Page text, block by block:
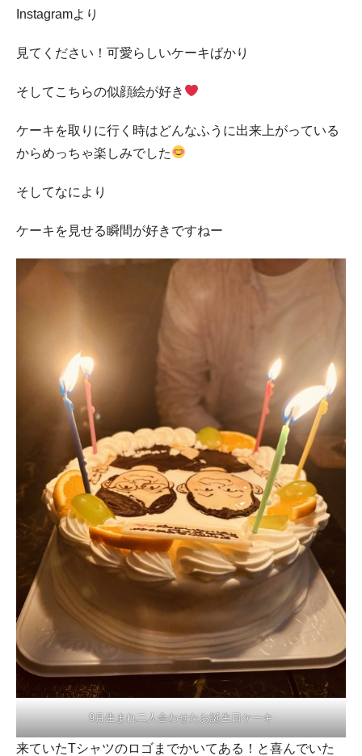
Instagramより
見てください！可愛らしいケーキばかり
そしてこちらの似顔絵が好き
ケーキを取りに行く時はどんなふうに出来上がっている
からめっちゃ楽しみでした
そしてなにより
ケーキを見せる瞬間が好きですねー
9月生まれ二人合わせたお誕生日ケーキ
来ていたTシャツのロゴまでかいてある！と喜んでいた